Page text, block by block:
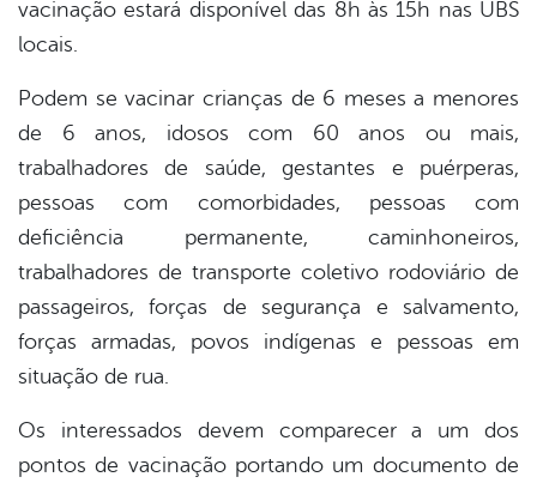
vacinação estará disponível das 8h às 15h nas UBS
locais.
Podem se vacinar crianças de 6 meses a menores
de 6 anos, idosos com 60 anos ou mais,
trabalhadores de saúde, gestantes e puérperas,
pessoas com comorbidades, pessoas com
deficiência permanente, caminhoneiros,
trabalhadores de transporte coletivo rodoviário de
passageiros, forças de segurança e salvamento,
forças armadas, povos indígenas e pessoas em
situação de rua.
Os interessados devem comparecer a um dos
pontos de vacinação portando um documento de